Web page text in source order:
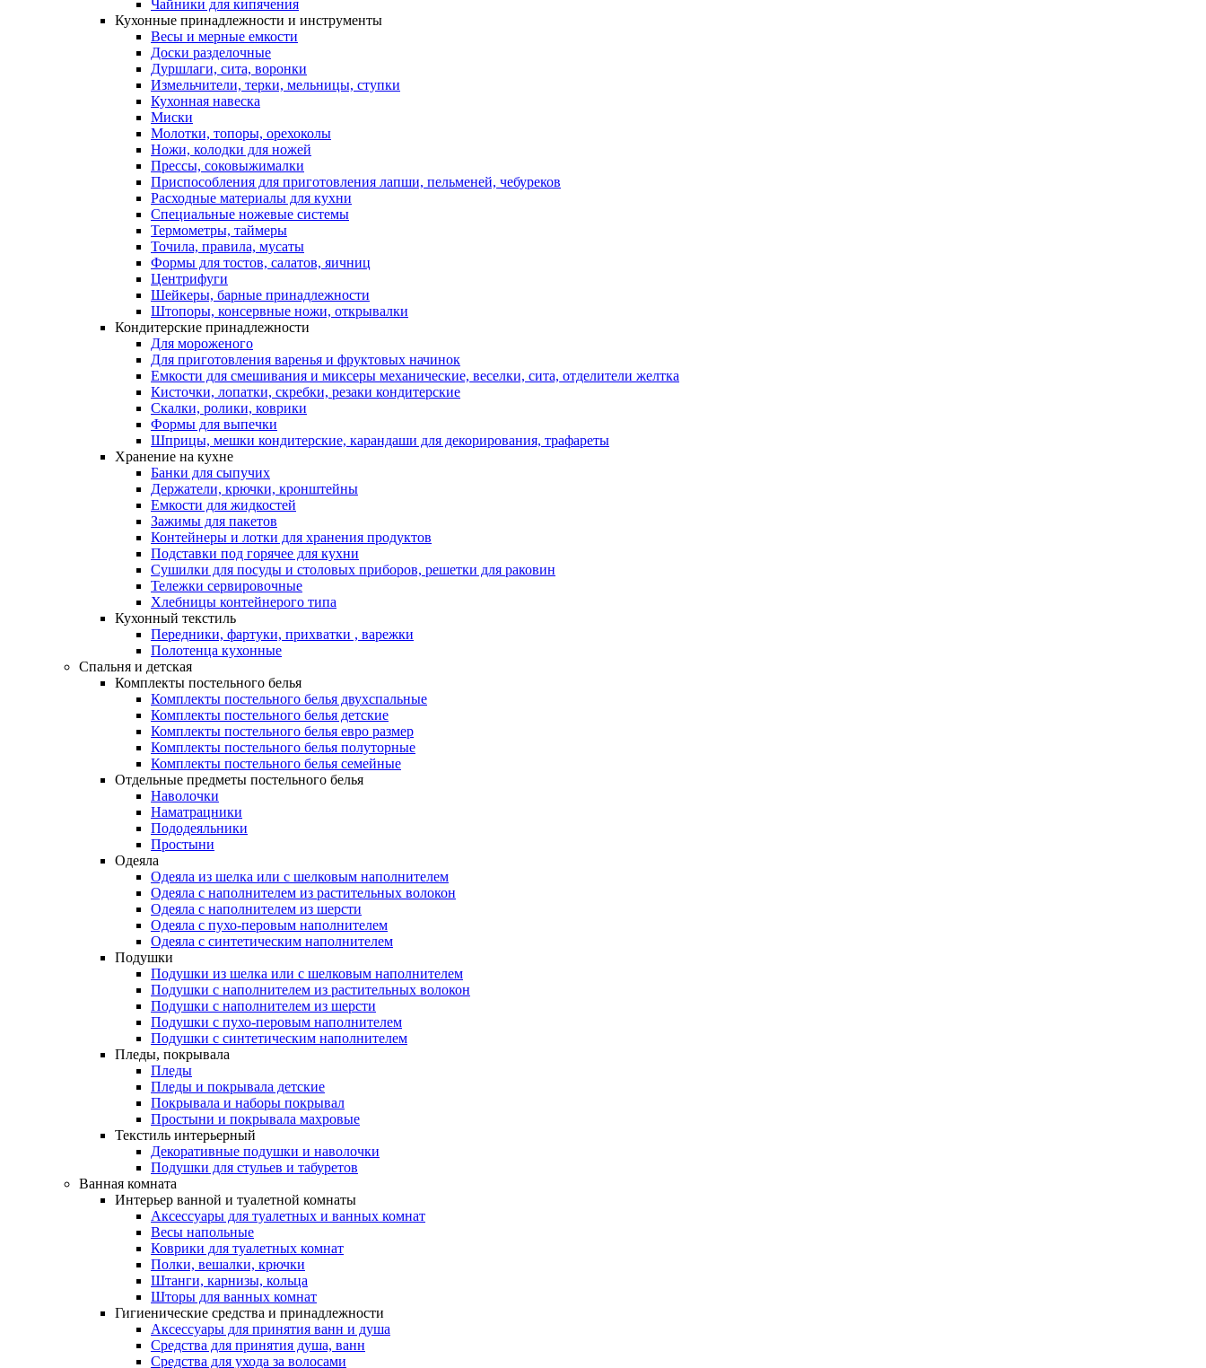
Чайники для кипячения
Кухонные принадлежности и инструменты
Весы и мерные емкости
Доски разделочные
Дуршлаги, сита, воронки
Измельчители, терки, мельницы, ступки
Кухонная навеска
Миски
Молотки, топоры, орехоколы
Ножи, колодки для ножей
Прессы, соковыжималки
Приспособления для приготовления лапши, пельменей, чебуреков
Расходные материалы для кухни
Специальные ножевые системы
Термометры, таймеры
Точила, правила, мусаты
Формы для тостов, салатов, яичниц
Центрифуги
Шейкеры, барные принадлежности
Штопоры, консервные ножи, открывалки
Кондитерские принадлежности
Для мороженого
Для приготовления варенья и фруктовых начинок
Емкости для смешивания и миксеры механические, веселки, сита, отделители желтка
Кисточки, лопатки, скребки, резаки кондитерские
Скалки, ролики, коврики
Формы для выпечки
Шприцы, мешки кондитерские, карандаши для декорирования, трафареты
Хранение на кухне
Банки для сыпучих
Держатели, крючки, кронштейны
Емкости для жидкостей
Зажимы для пакетов
Контейнеры и лотки для хранения продуктов
Подставки под горячее для кухни
Сушилки для посуды и столовых приборов, решетки для раковин
Тележки сервировочные
Хлебницы контейнерого типа
Кухонный текстиль
Передники, фартуки, прихватки , варежки
Полотенца кухонные
Спальня и детская
Комплекты постельного белья
Комплекты постельного белья двухспальные
Комплекты постельного белья детские
Комплекты постельного белья евро размер
Комплекты постельного белья полуторные
Комплекты постельного белья семейные
Отдельные предметы постельного белья
Наволочки
Наматрацники
Пододеяльники
Простыни
Одеяла
Одеяла из шелка или с шелковым наполнителем
Одеяла с наполнителем из растительных волокон
Одеяла с наполнителем из шерсти
Одеяла с пухо-перовым наполнителем
Одеяла с синтетическим наполнителем
Подушки
Подушки из шелка или с шелковым наполнителем
Подушки с наполнителем из растительных волокон
Подушки с наполнителем из шерсти
Подушки с пухо-перовым наполнителем
Подушки с синтетическим наполнителем
Пледы, покрывала
Пледы
Пледы и покрывала детские
Покрывала и наборы покрывал
Простыни и покрывала махровые
Текстиль интерьерный
Декоративные подушки и наволочки
Подушки для стульев и табуретов
Ванная комната
Интерьер ванной и туалетной комнаты
Аксессуары для туалетных и ванных комнат
Весы напольные
Коврики для туалетных комнат
Полки, вешалки, крючки
Штанги, карнизы, кольца
Шторы для ванных комнат
Гигиенические средства и принадлежности
Аксессуары для принятия ванн и душа
Средства для принятия душа, ванн
Средства для ухода за волосами